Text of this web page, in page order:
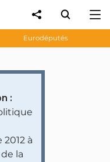
Eurodéputés
:
à
la